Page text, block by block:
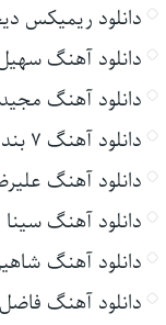
دانلود ریمیکس
دانلود آهنگ
دانلود آهنگ
دانلود آهنگ ۷ بند بیرون شهر
دانلود آهنگ
دانلود آهنگ
دانلود آهنگ
دانلود آهنگ